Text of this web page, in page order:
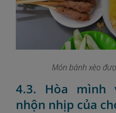
Món bánh xèo
4.3. Hòa mình
nhộn nhịp của